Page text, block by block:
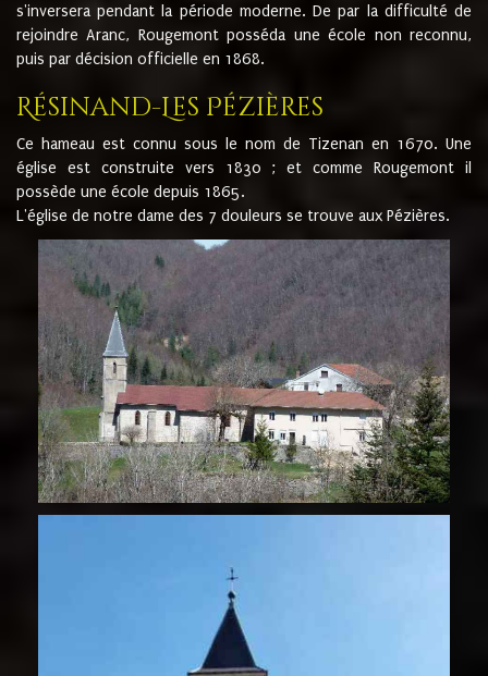
s'inversera pendant la période moderne. De par la difficulté de
rejoindre Aranc, Rougemont posséda une école non reconnu,
puis par décision officielle en 1868.
Résinand-Les Pézières
Ce hameau est connu sous le nom de Tizenan en 1670. Une
église est construite vers 1830 ; et comme Rougemont il
possède une école depuis 1865.
L'église de notre dame des 7 douleurs se trouve aux Pézières.